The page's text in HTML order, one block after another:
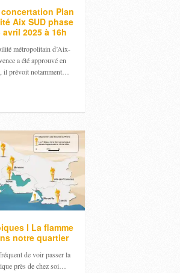
Plan
Aix SUD phase
2025 à 16h
métropolitain d’Aix-
a été approuvé en
il prévoit notamment…
I La flamme
notre quartier
de voir passer la
près de chez soi…